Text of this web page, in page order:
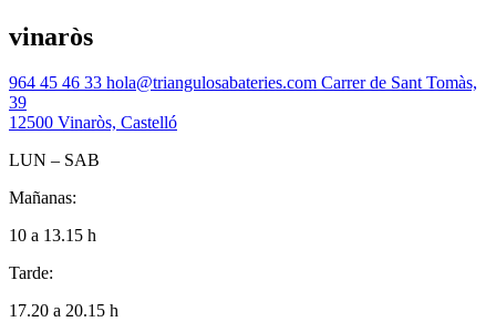
vinaròs
964 45 46 33 hola@triangulosabateries.com Carrer de Sant Tomàs,
39
12500 Vinaròs, Castelló
LUN – SAB
Mañanas:
10 a 13.15 h
Tarde:
17.20 a 20.15 h